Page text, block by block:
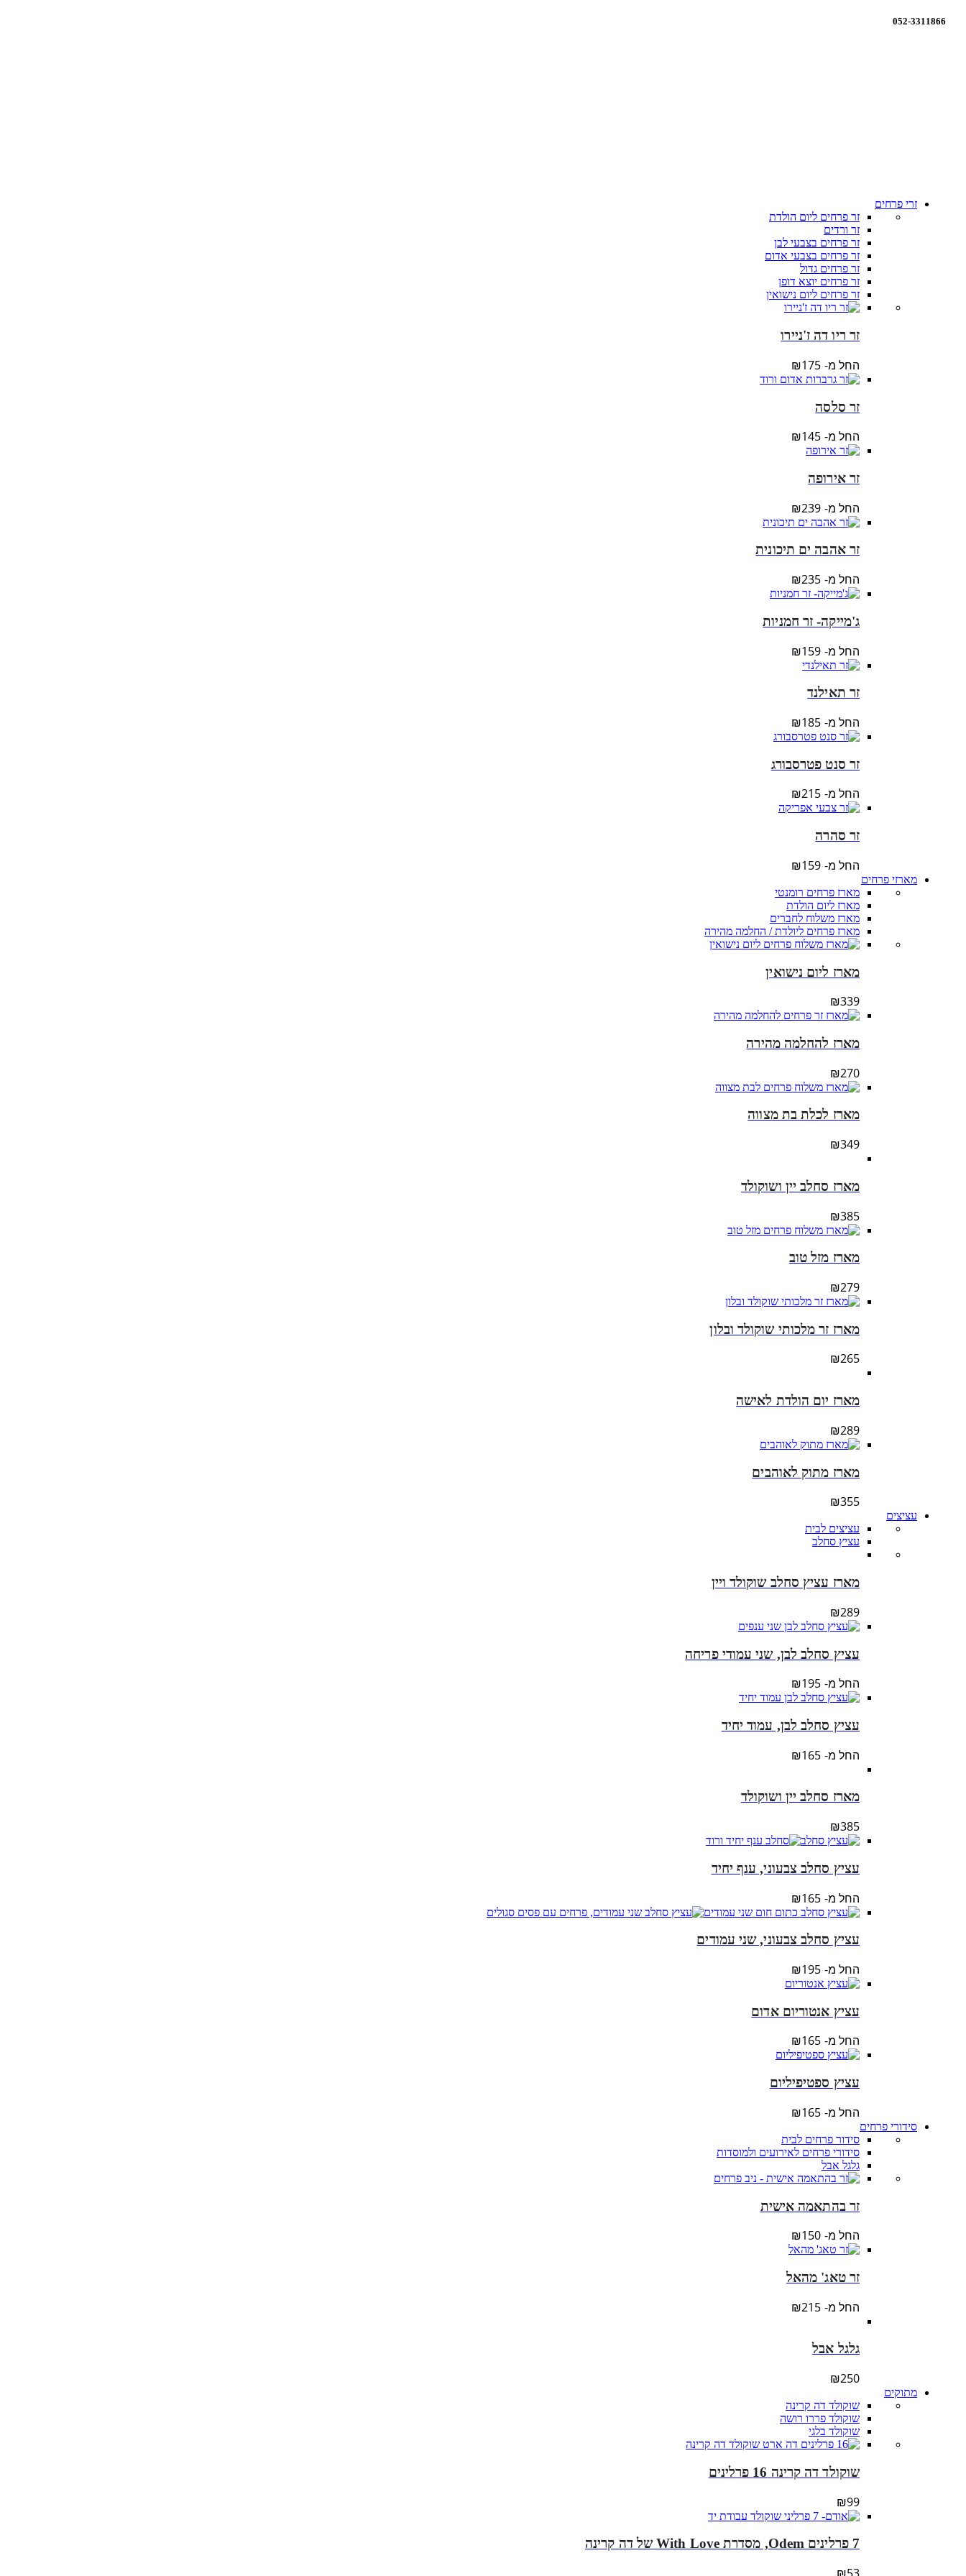
052-3311866
זרי פרחים
זר פרחים ליום הולדת
זר ורדים
זר פרחים בצבעי לבן
זר פרחים בצבעי אדום
זר פרחים גדול
זר פרחים יוצא דופן
זר פרחים ליום נישואין
זר ריו דה ז'ניירו
החל מ- ₪175
זר סלסה
החל מ- ₪145
זר אירופה
החל מ- ₪239
זר אהבה ים תיכונית
החל מ- ₪235
ג'מייקה- זר חמניות
החל מ- ₪159
זר תאילנד
החל מ- ₪185
זר סנט פטרסבורג
החל מ- ₪215
זר סהרה
החל מ- ₪159
מארזי פרחים
מארז פרחים רומנטי
מארז ליום הולדת
מארז משלוח לחברים
מארז פרחים ליולדת / החלמה מהירה
מארז ליום נישואין
₪339
מארז להחלמה מהירה
₪270
מארז לכלת בת מצווה
₪349
מארז סחלב יין ושוקולד
₪385
מארז מזל טוב
₪279
מארז זר מלכותי שוקולד ובלון
₪265
מארז יום הולדת לאישה
₪289
מארז מתוק לאוהבים
₪355
עציצים
עציצים לבית
עציץ סחלב
מארז עציץ סחלב שוקולד ויין
₪289
עציץ סחלב לבן, שני עמודי פריחה
החל מ- ₪195
עציץ סחלב לבן, עמוד יחיד
החל מ- ₪165
מארז סחלב יין ושוקולד
₪385
עציץ סחלב צבעוני, ענף יחיד
החל מ- ₪165
עציץ סחלב צבעוני, שני עמודים
החל מ- ₪195
עציץ אנטוריום אדום
החל מ- ₪165
עציץ ספטיפיליום
החל מ- ₪165
סידורי פרחים
סידור פרחים לבית
סידורי פרחים לאירועים ולמוסדות
גלגל אבל
זר בהתאמה אישית
החל מ- ₪150
זר טאג' מהאל
החל מ- ₪215
גלגל אבל
₪250
מתוקים
שוקולד דה קרינה
שוקולד פררו רושה
שוקולד בלגי
שוקולד דה קרינה 16 פרלינים
₪99
7 פרלינים Odem, מסדרת With Love של דה קרינה